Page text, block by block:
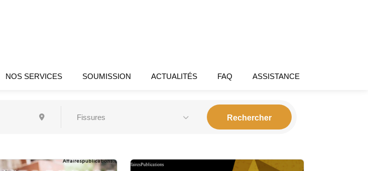
NOS SERVICES SOUMISSION ACTUALITÉS FAQ ASSISTANCE
Fissures